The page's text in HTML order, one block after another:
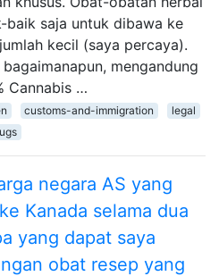
baik saja untuk dibawa ke
kecil (saya percaya).
mengandung
Cannabis …
customs-and-immigration
legal
negara AS yang
Kanada selama dua
yang dapat saya
obat resep yang